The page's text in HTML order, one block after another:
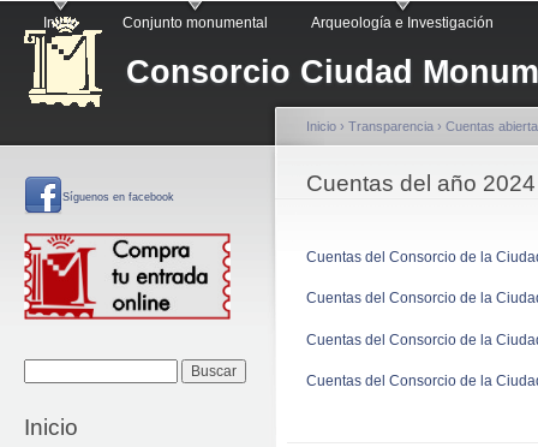
Consorcio Ciudad
Menú principal
Inicio Conjunto monumental Arqueología e Investigación
Síguenos en facebook
Inicio
Se encuentra usted
Inicio › Transparencia › Cuentas
Cuentas del año 2024
Cuentas del Consorcio de la
Cuentas del Consorcio de la
Cuentas del Consorcio de la
Cuentas del Consorcio de la